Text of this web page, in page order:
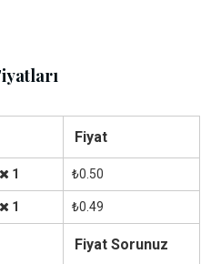
Fiyat
1 ₺0.50
1 ₺0.49
Fiyat Sorunuz